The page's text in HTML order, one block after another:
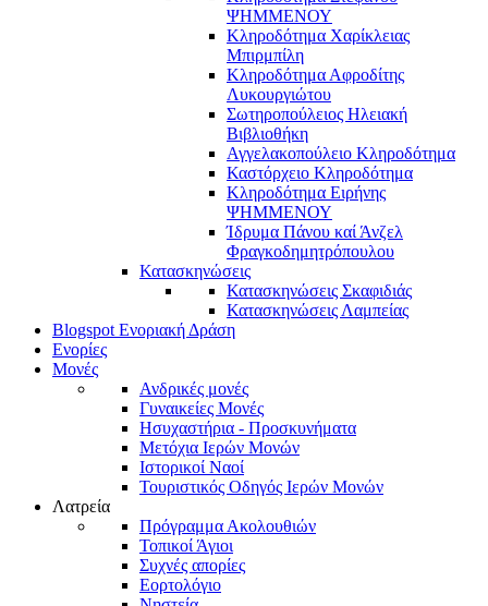
ΨΗΜΜΕΝΟΥ
Κληροδότημα Χαρίκλειας
Μπιρμπίλη
Κληροδότημα Αφροδίτης
Λυκουργιώτου
Σωτηροπούλειος Ηλειακή
Βιβλιοθήκη
Αγγελακοπούλειο Κληροδότημα
Καστόρχειο Κληροδότημα
Κληροδότημα Ειρήνης
ΨΗΜΜΕΝΟΥ
Ίδρυμα Πάνου καί Άνζελ
Φραγκοδημητρόπουλου
Κατασκηνώσεις
Κατασκηνώσεις Σκαφιδιάς
Κατασκηνώσεις Λαμπείας
Blogspot Ενοριακή Δράση
Ενορίες
Μονές
Ανδρικές μονές
Γυναικείες Μονές
Ησυχαστήρια - Προσκυνήματα
Μετόχια Ιερών Μονών
Ιστορικοί Ναοί
Τουριστικός Οδηγός Ιερών Μονών
Λατρεία
Πρόγραμμα Ακολουθιών
Τοπικοί Άγιοι
Συχνές απορίες
Εορτολόγιο